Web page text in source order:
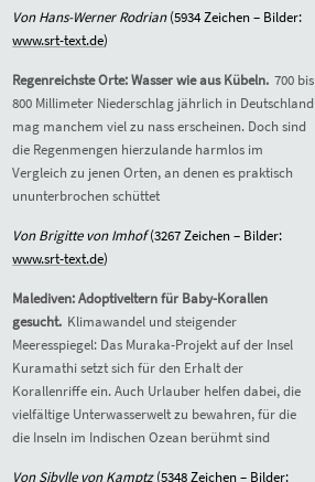
Von Hans-Werner Rodrian (5934Zeichen – Bilder:
www.srt-text.de)
Regenreichste Orte: Wasser wie aus Kübeln. 700 bis
800 Millimeter Niederschlag jährlich in Deutschland
mag manchem viel zu nass erscheinen. Doch sind
die Regenmengen hierzulande harmlos im
Vergleich zu jenen Orten, an denen es praktisch
ununterbrochen schüttet
Von Brigitte von Imhof (3267Zeichen – Bilder:
www.srt-text.de)
Malediven: Adoptiveltern für Baby-Korallen
gesucht. Klimawandel und steigender
Meeresspiegel: Das Muraka-Projekt auf der Insel
Kuramathi setzt sich für den Erhalt der
Korallenriffe ein. Auch Urlauber helfen dabei, die
vielfältige Unterwasserwelt zu bewahren, für die
die Inseln im Indischen Ozean berühmt sind
Von Sibylle von Kamptz(5348Zeichen – Bilder: